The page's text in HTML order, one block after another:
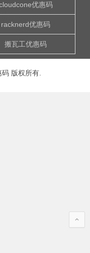
优惠码
racknerd优惠码
搬瓦工优惠码
版权所有.